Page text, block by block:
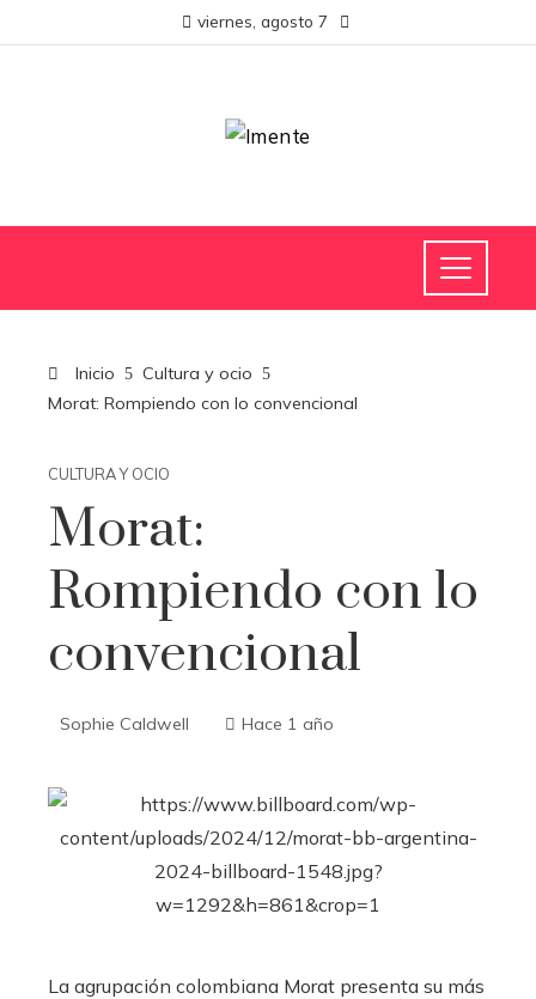
viernes, agosto 7
Inicio
Cultura y ocio
Morat: Rompiendo con lo convencional
CULTURA Y OCIO
Morat:
Rompiendo con lo
convencional
Sophie Caldwell Hace 1 año
La agrupación colombiana Morat presenta su más